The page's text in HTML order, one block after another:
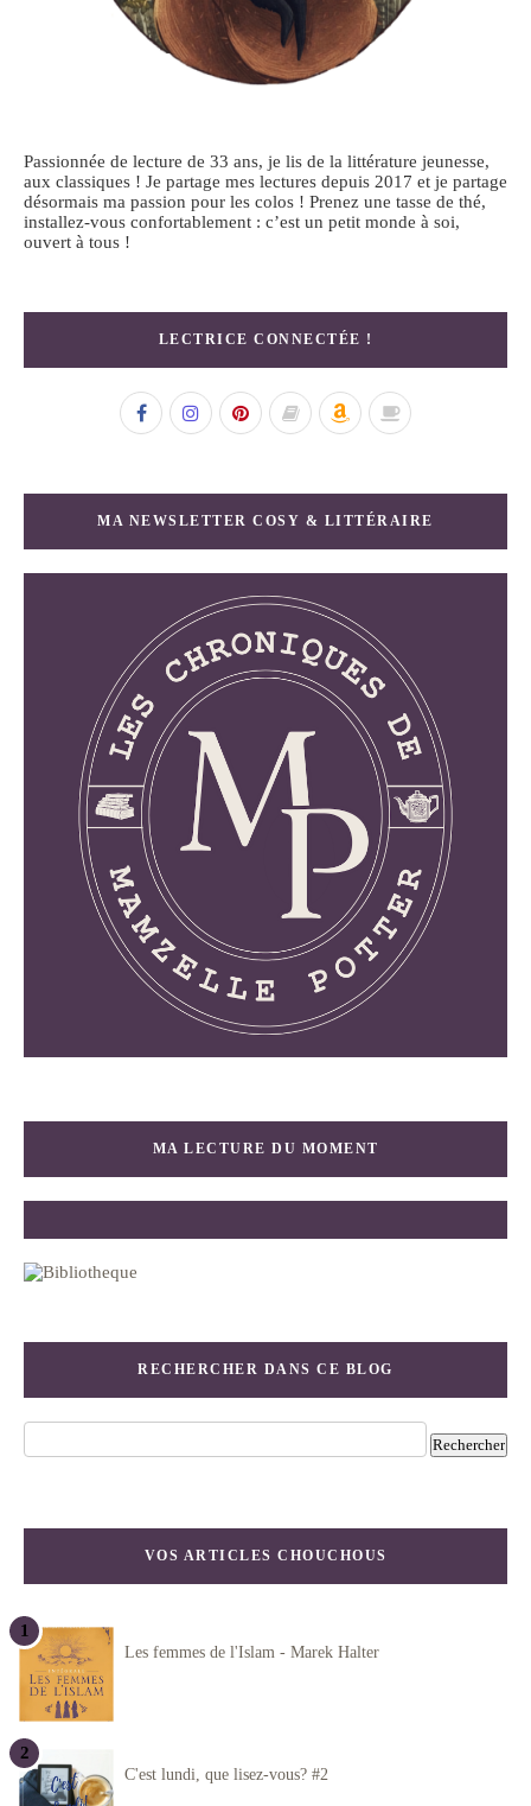
Passionnée de lecture de 33 ans, je lis de la littérature jeunesse,
aux classiques ! Je partage mes lectures depuis 2017 et je partage
désormais ma passion pour les colos ! Prenez une tasse de thé,
installez-vous confortablement : c’est un petit monde à soi,
ouvert à tous !
LECTRICE CONNECTÉE !
MA NEWSLETTER COSY & LITTÉRAIRE
MA LECTURE DU MOMENT
RECHERCHER DANS CE BLOG
VOS ARTICLES CHOUCHOUS
Les femmes de l'Islam - Marek Halter
C'est lundi, que lisez-vous? #2